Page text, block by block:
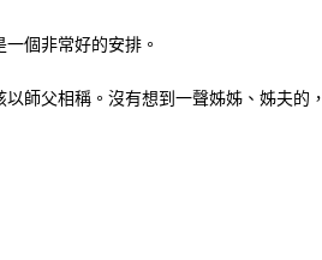
個非常好的安排。
師父相稱。沒有想到一聲姊姊、姊夫的，